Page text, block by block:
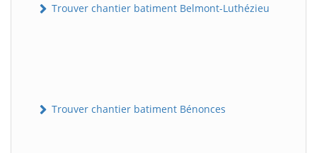
Trouver chantier batiment Belmont-Luthézieu
Trouver chantier batiment Bénonces